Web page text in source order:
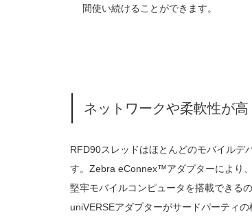
間使い続けることができます。
ネットワークや柔軟性が
RFD90スレッドはほとんどのモバイルデ
す。Zebra eConnex™アダプターにより
堅牢モバイルコンピュータを搭載できる
uniVERSEアダプターがサードパーティ